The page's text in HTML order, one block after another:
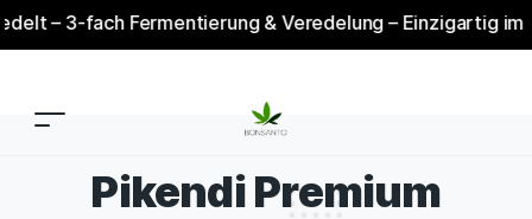
& Veredelung – Einzigartig im Markt
Pikendi Premium